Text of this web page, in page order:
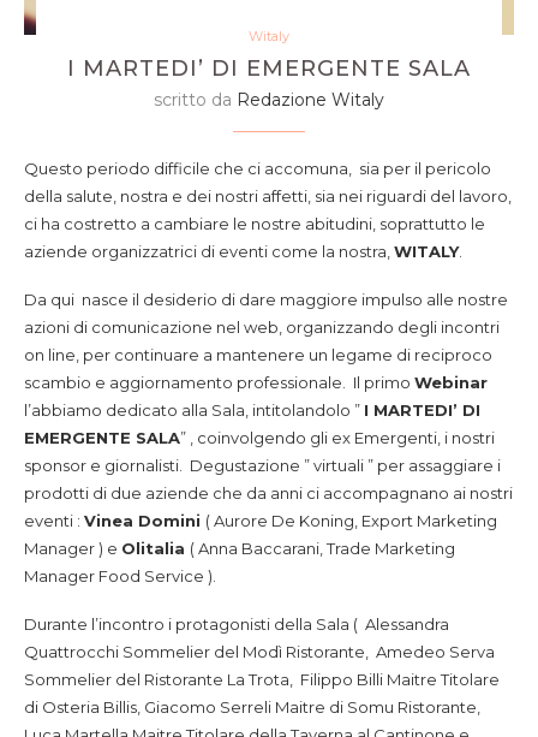
Witaly
I MARTEDI’ DI EMERGENTE SALA
scritto da Redazione Witaly
Questo periodo difficile che ci accomuna, sia per il pericolo
della salute, nostra e dei nostri affetti, sia nei riguardi del lavoro,
ci ha costretto a cambiare le nostre abitudini, soprattutto le
aziende organizzatrici di eventi come la nostra, WITALY.
Da qui nasce il desiderio di dare maggiore impulso alle nostre
azioni di comunicazione nel web, organizzando degli incontri
on line, per continuare a mantenere un legame di reciproco
scambio e aggiornamento professionale. Il primo Webinar
l’abbiamo dedicato alla Sala, intitolandolo ” I MARTEDI’ DI
EMERGENTE SALA” , coinvolgendo gli ex Emergenti, i nostri
sponsor e giornalisti. Degustazione ” virtuali ” per assaggiare i
prodotti di due aziende che da anni ci accompagnano ai nostri
eventi : Vinea Domini ( Aurore De Koning, Export Marketing
Manager ) e Olitalia ( Anna Baccarani, Trade Marketing
Manager Food Service ).
Durante l’incontro i protagonisti della Sala ( Alessandra
Quattrocchi Sommelier del Modì Ristorante, Amedeo Serva
Sommelier del Ristorante La Trota, Filippo Billi Maitre Titolare
di Osteria Billis, Giacomo Serreli Maitre di Somu Ristorante,